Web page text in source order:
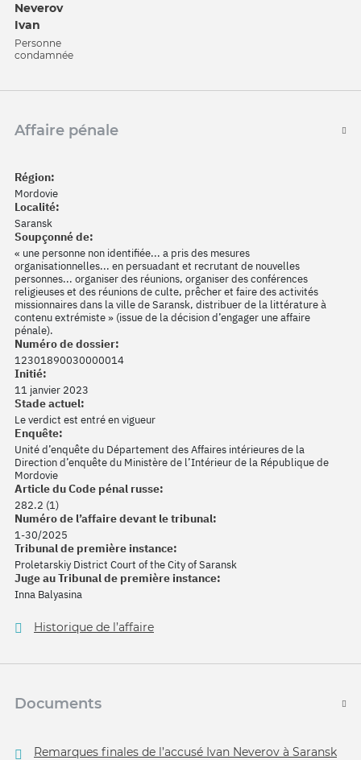
Neverov
Ivan
Personne
condamnée
Affaire pénale
Région:
Mordovie
Localité:
Saransk
Soupçonné de:
« une personne non identifiée... a pris des mesures
organisationnelles... en persuadant et recrutant de nouvelles
personnes... organiser des réunions, organiser des conférences
religieuses et des réunions de culte, prêcher et faire des activités
missionnaires dans la ville de Saransk, distribuer de la littérature à
contenu extrémiste » (issue de la décision d’engager une affaire
pénale).
Numéro de dossier:
12301890030000014
Initié:
11 janvier 2023
Stade actuel:
Le verdict est entré en vigueur
Enquête:
Unité d’enquête du Département des Affaires intérieures de la
Direction d’enquête du Ministère de l’Intérieur de la République de
Mordovie
Article du Code pénal russe:
282.2 (1)
Numéro de l’affaire devant le tribunal:
1-30/2025
Tribunal de première instance:
Proletarskiy District Court of the City of Saransk
Juge au Tribunal de première instance:
Inna Balyasina
Historique de l’affaire
Documents
Remarques finales de l’accusé Ivan Neverov à Saransk